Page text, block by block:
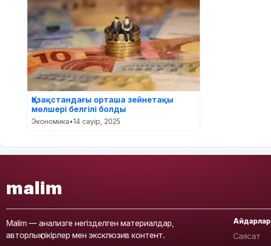
Қазақстандағы орташа зейнетақы
мөлшері белгілі болды
Экономика•14 сәуір, 2025
malim
Malim — анализге негізделген материалдар,
авторлық пікірлер мен эксклюзив контент.
Айдарлар
Саясат